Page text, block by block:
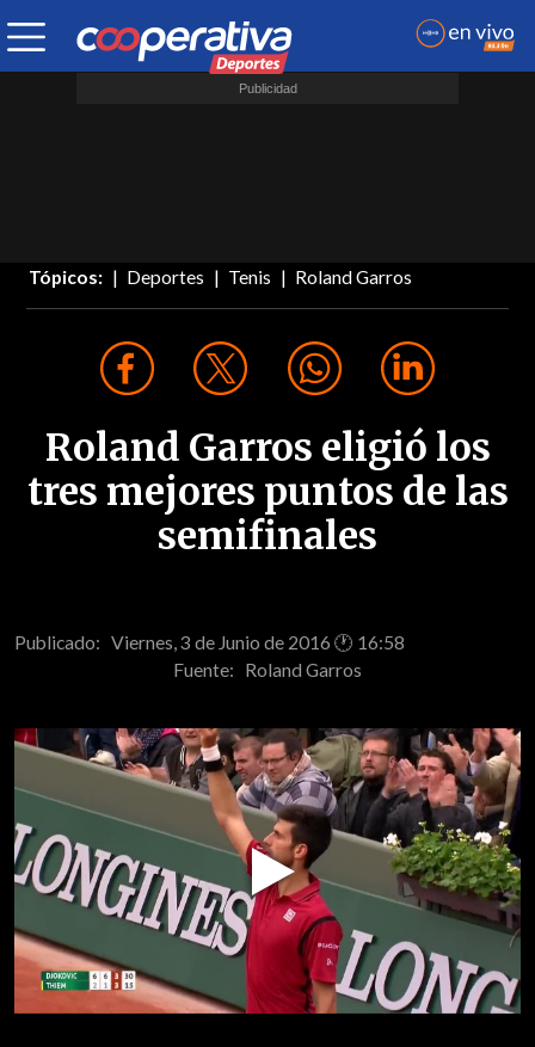
Tópicos: Deportes Tenis Roland Garros
Roland Garros eligió los
tres mejores puntos de las
semifinales
Publicado: Viernes, 3 de Junio de 2016 🕐 16:58
Fuente: Roland Garros
Play
Video